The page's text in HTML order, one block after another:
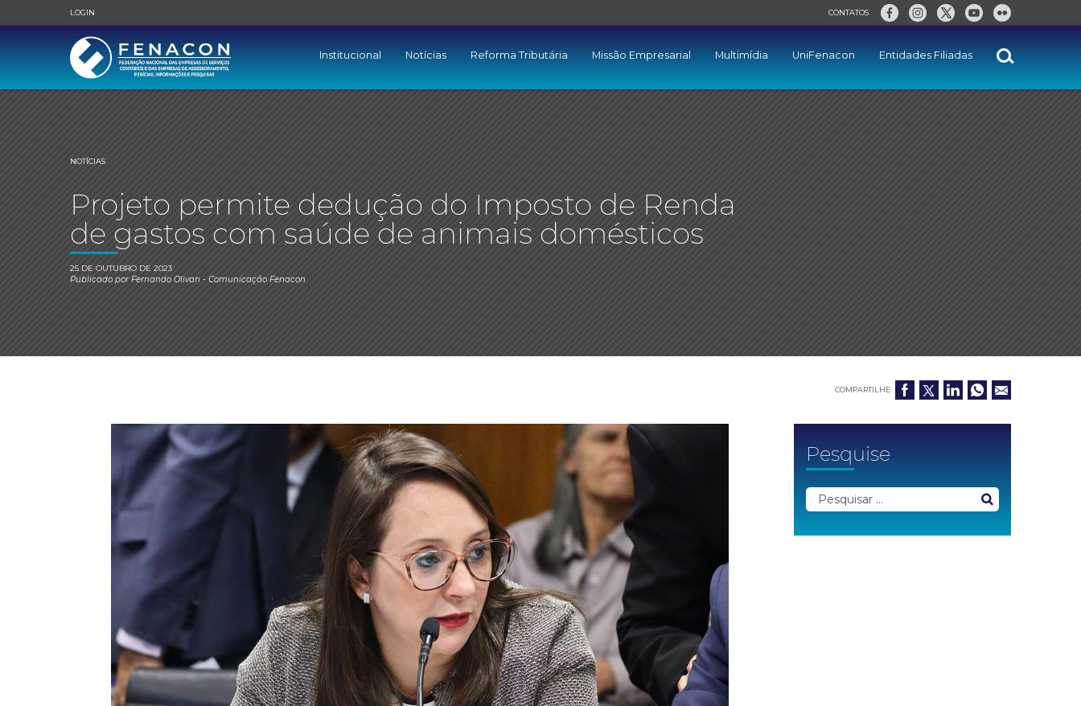
LOGIN CONTATOS
Institucional Notícias Reforma Tributária Missão Empresarial Multimídia UniFenacon Entidades Filiadas
NOTÍCIAS
Projeto permite dedução do Imposto de Renda
de gastos com saúde de animais domésticos
25 DE OUTUBRO DE 2023
Publicado porFernando Olivan- Comunicação Fenacon
COMPARTILHE
Pesquise